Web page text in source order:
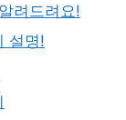
려드려요!
설명!